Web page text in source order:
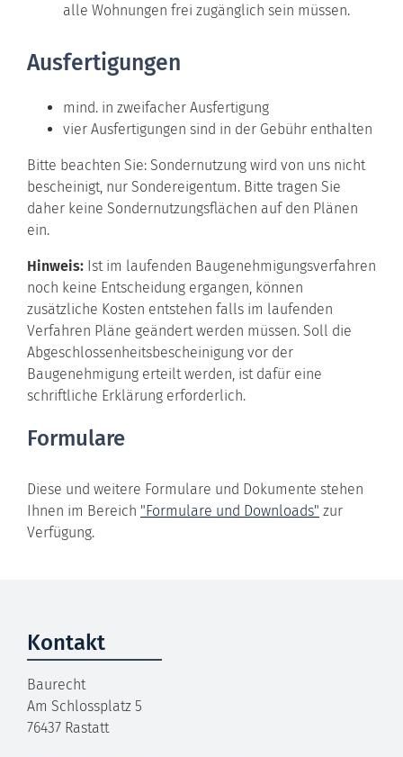
alle Wohnungen frei zugänglich sein müssen.
Ausfertigungen
mind. in zweifacher Ausfertigung
vier Ausfertigungen sind in der Gebühr enthalten
Bitte beachten Sie: Sondernutzung wird von uns nicht
bescheinigt, nur Sondereigentum. Bitte tragen Sie
daher keine Sondernutzungsflächen auf den Plänen
ein.
Hinweis: Ist im laufenden Baugenehmigungsverfahren
noch keine Entscheidung ergangen, können
zusätzliche Kosten entstehen falls im laufenden
Verfahren Pläne geändert werden müssen. Soll die
Abgeschlossenheitsbescheinigung vor der
Baugenehmigung erteilt werden, ist dafür eine
schriftliche Erklärung erforderlich.
Formulare
Diese und weitere Formulare und Dokumente stehen
Ihnen im Bereich "Formulare und Downloads" zur
Verfügung.
Kontakt
Baurecht
Am Schlossplatz 5
76437 Rastatt